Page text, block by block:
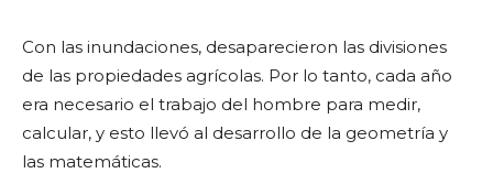
Con las inundaciones, desaparecieron las divisiones
de las propiedades agrícolas. Por lo tanto, cada año
era necesario el trabajo del hombre para medir,
calcular, y esto llevó al desarrollo de la geometría y
las matemáticas.